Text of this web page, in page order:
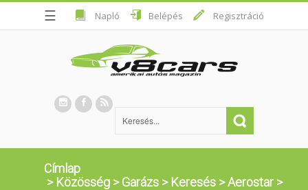
☰ Napló Belépés Regisztráció
Címlap
> Közösség >Garázs > Keresés >Aerostar >